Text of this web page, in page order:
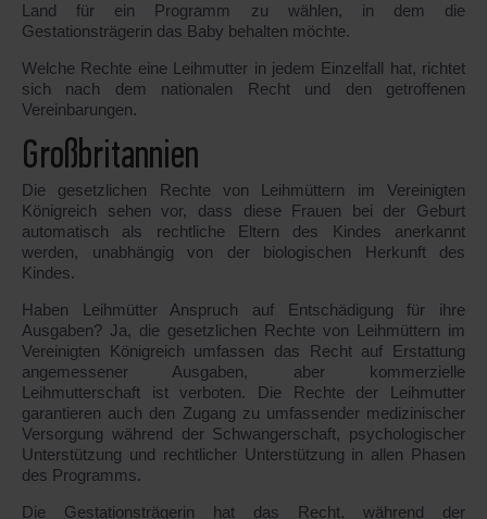
Land für ein Programm zu wählen, in dem die
Gestationsträgerin das Baby behalten möchte.
Welche Rechte eine Leihmutter in jedem Einzelfall hat, richtet
sich nach dem nationalen Recht und den getroffenen
Vereinbarungen.
Großbritannien
Die gesetzlichen Rechte von Leihmüttern im Vereinigten
Königreich sehen vor, dass diese Frauen bei der Geburt
automatisch als rechtliche Eltern des Kindes anerkannt
werden, unabhängig von der biologischen Herkunft des
Kindes.
Haben Leihmütter Anspruch auf Entschädigung für ihre
Ausgaben? Ja, die gesetzlichen Rechte von Leihmüttern im
Vereinigten Königreich umfassen das Recht auf Erstattung
angemessener Ausgaben, aber kommerzielle
Leihmutterschaft ist verboten. Die Rechte der Leihmutter
garantieren auch den Zugang zu umfassender medizinischer
Versorgung während der Schwangerschaft, psychologischer
Unterstützung und rechtlicher Unterstützung in allen Phasen
des Programms.
Die Gestationsträgerin hat das Recht, während der